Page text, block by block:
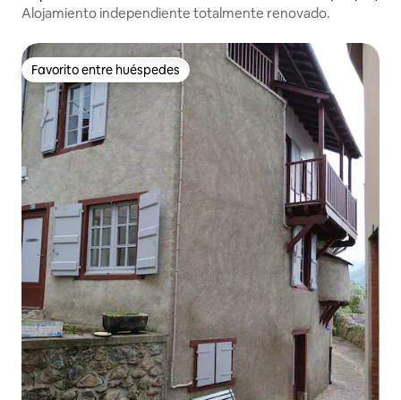
Alojamiento independiente totalmente renovado.
Favorito entre huéspedes
Favorito entre huéspedes